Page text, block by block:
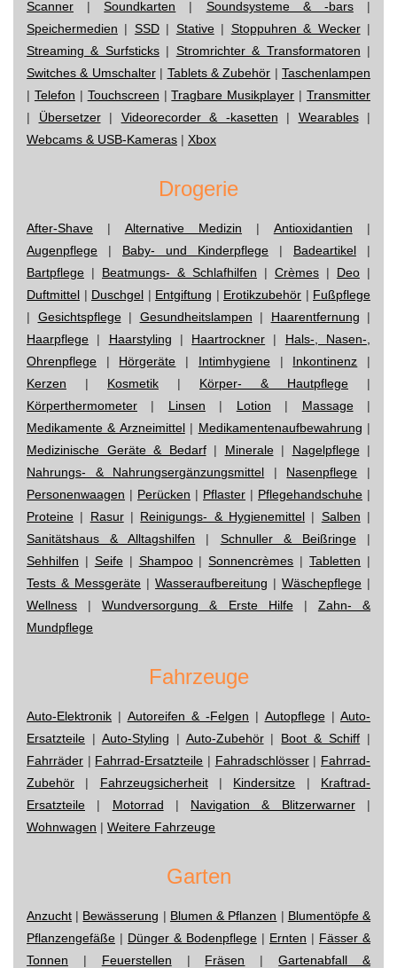
Scanner |Soundkarten | Soundsysteme & -bars|
Speichermedien | SSD| Stative| Stoppuhren & Wecker|
Streaming & Surfsticks| Stromrichter & Transformatoren |
Switches & Umschalter| Tablets & Zubehör | Taschenlampen
| Telefon | Touchscreen |Tragbare Musikplayer | Transmitter
| Übersetzer| Videorecorder & -kasetten | Wearables|
Webcams & USB-Kameras | Xbox
Drogerie
After-Shave | Alternative Medizin | Antioxidantien |
Augenpflege | Baby- und Kinderpflege | Badeartikel |
Bartpflege | Beatmungs- & Schlafhilfen | Crèmes | Deo |
Duftmittel | Duschgel | Entgiftung | Erotikzubehör | Fußpflege
| Gesichtspflege| Gesundheitslampen | Haarentfernung |
Haarpflege | Haarstyling | Haartrockner | Hals-, Nasen-,
Ohrenpflege | Hörgeräte | Intimhygiene| Inkontinenz |
Kerzen | Kosmetik | Körper- & Hautpflege |
Körperthermometer | Linsen | Lotion | Massage|
Medikamente & Arzneimittel| Medikamentenaufbewahrung |
Medizinische Geräte & Bedarf| Minerale| Nagelpflege|
Nahrungs- & Nahrungsergänzungsmittel | Nasenpflege |
Personenwaagen | Perücken | Pflaster | Pflegehandschuhe |
Proteine | Rasur| Reinigungs- & Hygienemittel | Salben |
Sanitätshaus & Alltagshilfen | Schnuller & Beißringe|
Sehhilfen | Seife| Shampoo|Sonnencrèmes |Tabletten |
Tests & Messgeräte | Wasseraufbereitung | Wäschepflege |
Wellness |Wundversorgung & Erste Hilfe| Zahn- &
Mundpflege
Fahrzeuge
Auto-Elektronik | Autoreifen & -Felgen | Autopflege| Auto-
Ersatzteile | Auto-Styling | Auto-Zubehör| Boot & Schiff |
Fahrräder | Fahrrad-Ersatzteile | Fahradschlösser| Fahrrad-
Zubehör | Fahrzeugsicherheit| Kindersitze | Kraftrad-
Ersatzteile | Motorrad | Navigation & Blitzerwarner|
Wohnwagen | Weitere Fahrzeuge
Garten
Anzucht | Bewässerung | Blumen & Pflanzen | Blumentöpfe &
Pflanzengefäße | Dünger & Bodenpflege | Ernten | Fässer &
Tonnen | Feuerstellen | Fräsen |Gartenabfall &